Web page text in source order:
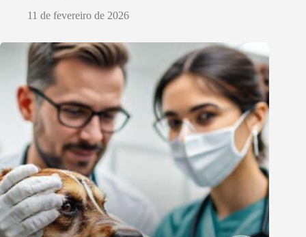
11 de fevereiro de 2026